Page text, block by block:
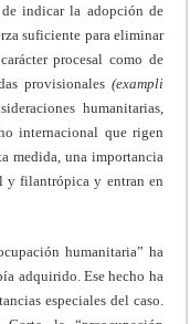
indicar la adopción de
suficiente para eliminar
procesal como de
provisionales (exampli
humanitarias,
internacional que rigen
medida, una importancia
y filantrópica y entran en
humanitaria” ha
adquirido. Ese hecho ha
especiales del caso.